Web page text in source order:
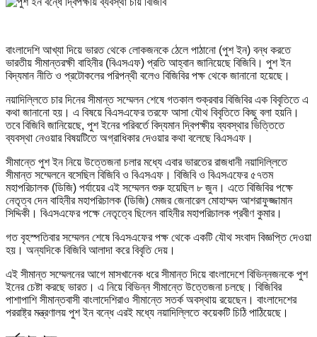
বাংলাদেশি আখ্যা দিয়ে ভারত থেকে লোকজনকে ঠেলে পাঠানো (পুশ ইন) বন্ধ করতে
ভারতীয় সীমান্তরক্ষী বাহিনীর (বিএসএফ) প্রতি আহ্বান জানিয়েছে বিজিবি। পুশ ইন
বিদ্যমান নীতি ও প্রটোকলের পরিপন্থী বলেও বিজিবির পক্ষ থেকে জানানো হয়েছে।
নয়াদিল্লিতে চার দিনের সীমান্ত সম্মেলন শেষে গতকাল শুক্রবার বিজিবির এক বিবৃতিতে এ
কথা জানানো হয়। এ বিষয়ে বিএসএফের তরফে আসা যৌথ বিবৃতিতে কিছু বলা হয়নি।
তবে বিজিবি জানিয়েছে, পুশ ইনের পরিবর্তে বিদ্যমান দ্বিপক্ষীয় ব্যবস্থার ভিত্তিতে
ব্যবস্থা নেওয়ার বিষয়টিতে অগ্রাধিকার দেওয়ার কথা বলেছে বিএসএফ।
সীমান্তে পুশ ইন নিয়ে উত্তেজনা চলার মধ্যে এবার ভারতের রাজধানী নয়াদিল্লিতে
সীমান্ত সম্মেলনে বসেছিল বিজিবি ও বিএসএফ। বিজিবি ও বিএসএফের ৫৭তম
মহাপরিচালক (ডিজি) পর্যায়ের এই সম্মেলন শুরু হয়েছিল ৮ জুন। এতে বিজিবির পক্ষে
নেতৃত্ব দেন বাহিনীর মহাপরিচালক (ডিজি) মেজর জেনারেল মোহাম্মদ আশরাফুজ্জামান
সিদ্দিকী। বিএসএফের পক্ষে নেতৃত্বে ছিলেন বাহিনীর মহাপরিচালক প্রবীণ কুমার।
গত বৃহস্পতিবার সম্মেলন শেষে বিএসএফের পক্ষ থেকে একটি যৌথ সংবাদ বিজ্ঞপ্তি দেওয়া
হয়। অন্যদিকে বিজিবি আলাদা করে বিবৃতি দেয়।
এই সীমান্ত সম্মেলনের আগে মাসখানেক ধরে সীমান্ত দিয়ে বাংলাদেশে বিভিন্নজনকে পুশ
ইনের চেষ্টা করছে ভারত। এ নিয়ে বিভিন্ন সীমান্তে উত্তেজনা চলছে। বিজিবির
পাশাপাশি সীমান্তবাসী বাংলাদেশিরাও সীমান্তে সতর্ক অবস্থায় রয়েছেন। বাংলাদেশের
পররাষ্ট্র মন্ত্রণালয় পুশ ইন বন্ধে এরই মধ্যে নয়াদিল্লিতে কয়েকটি চিঠি পাঠিয়েছে।